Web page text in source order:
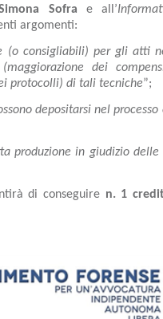
Sofra e all’
argomenti:
(o consigliabili) per gli atti
(maggiorazione dei
protocolli) di tali tecniche”;
depositarsi nel
produzione in giudizio
di conseguire n. 1